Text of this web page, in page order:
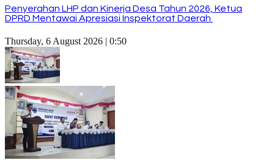
Penyerahan LHP dan Kinerja Desa Tahun 2026, Ketua
DPRD Mentawai Apresiasi Inspektorat Daerah
Thursday, 6 August 2026 | 0:50